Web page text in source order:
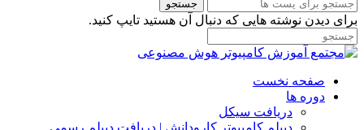
جستجو
برای دیدن نوشته هایی که دنبال آن هستید تایپ کنید.
صفحه نخست
دوره ها
دریافت سیکل
دیپلم کامپیوتر کارودانش | دریافت دیپلم رسمی